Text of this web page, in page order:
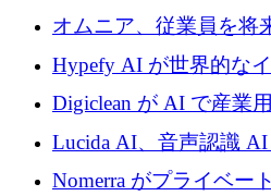
ルの資金を調達、ロン
オムニア、従業員を将
するために Firedrop で
Hypefy AI が世界的な
ンペーンを自動化する
720 万ドルを調達
Digiclean が AI で産業
めに 250 万ユーロを調
Lucida AI、音声認識
ドラウンドを終了
Nomerra がプライベー